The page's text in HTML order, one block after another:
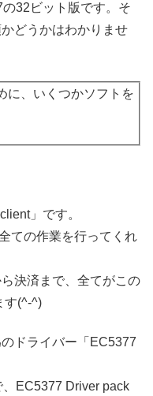
32ビット版です。そ
どうかはわかりませ
に、いくつかソフトを
」です。
ての作業を行ってくれ
決済まで、全てがこの
す(^-^)
ドライバー「EC5377
EC5377 Driver pack